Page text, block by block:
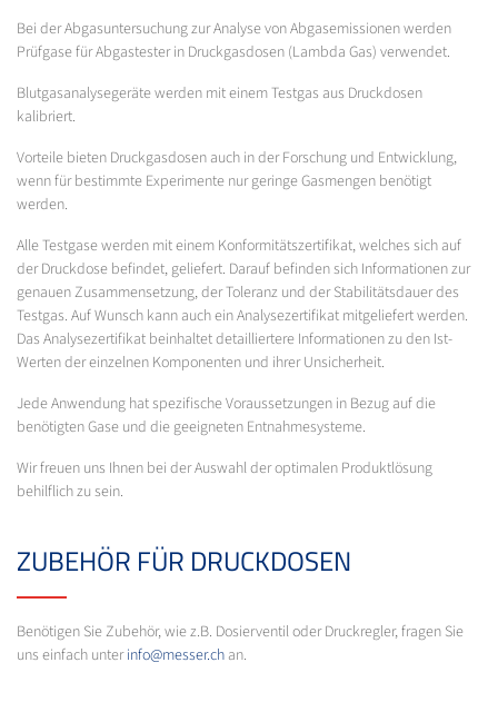
Bei der Abgasuntersuchung zur Analyse von Abgasemissionen werden
Prüfgase für Abgastester in Druckgasdosen (Lambda Gas) verwendet.
Blutgasanalysegeräte werden mit einem Testgas aus Druckdosen
kalibriert.
Vorteile bieten Druckgasdosen auch in der Forschung und Entwicklung,
wenn für bestimmte Experimente nur geringe Gasmengen benötigt
werden.
Alle Testgase werden mit einem Konformitätszertifikat, welches sich auf
der Druckdose befindet, geliefert. Darauf befinden sich Informationen zur
genauen Zusammensetzung, der Toleranz und der Stabilitätsdauer des
Testgas. Auf Wunsch kann auch ein Analysezertifikat mitgeliefert werden.
Das Analysezertifikat beinhaltet detailliertere Informationen zu den Ist-
Werten der einzelnen Komponenten und ihrer Unsicherheit.
Jede Anwendung hat spezifische Voraussetzungen in Bezug auf die
benötigten Gase und die geeigneten Entnahmesysteme.
Wir freuen uns Ihnen bei der Auswahl der optimalen Produktlösung
behilflich zu sein.
ZUBEHÖR FÜR DRUCKDOSEN
Benötigen Sie Zubehör, wie z.B. Dosierventil oder Druckregler, fragen Sie
uns einfach unterinfo@messer.chan.